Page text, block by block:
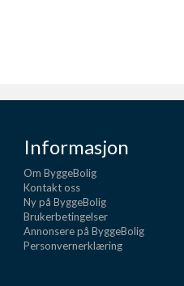
Informasjon
Om ByggeBolig
Kontakt oss
Ny på ByggeBolig
Brukerbetingelser
Annonsere på ByggeBolig
Personvernerklæring